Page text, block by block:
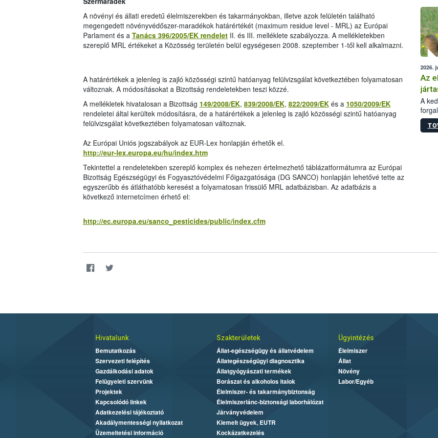
A növényi és állati eredetű élelmiszerekben és takarmányokban, illetve azok felületén található
megengedett növényvédőszer-maradékok határértékét (maximum residue level - MRL) az Európai
Parlament és a Tanács 396/2005/EK rendeletII. és III. melléklete szabályozza. A mellékletekben
szereplő MRL értékeket a Közösség területén belül egységesen 2008. szeptember 1-től kell alkalmazni.
A határértékek a jelenleg is zajló közösségi szintű hatóanyag felülvizsgálat következtében folyamatosan
változnak. A módosításokat a Bizottság rendeletekben teszi közzé.
A mellékletek hivatalosan a Bizottság 149/2008/EK, 839/2008/EK, 822/2009/EKés a 1050/2009/EK
rendeletei által kerültek módosításra, de a határértékek a jelenleg is zajló közösségi szintű hatóanyag
felülvizsgálat következtében folyamatosan változnak.
Az Európai Uniós jogszabályok az EUR-Lex honlapján érhetők el.
http://eur-lex.europa.eu/hu/index.htm
Tekintettel a rendeletekben szereplő komplex és nehezen értelmezhető táblázatformátumra az Európai
Bizottság Egészségügyi és Fogyasztóvédelmi Főigazgatósága (DG SANCO) honlapján lehetővé tette az
egyszerűbb és átláthatóbb keresést a folyamatosan frissülő MRL adatbázisban. Az adatbázis a
következő internetcímen érhető el:
http://ec.europa.eu/sanco_pesticides/public/index.cfm
2026.
Az
A
Hivatalunk
Bemutatkozás
Szervezeti felépítés
Gazdálkodási adatok
Felügyeleti szervünk
Projektek
Kapcsolódó linkek
Adatkezelési tájékoztató
Akadálymentességi nyilatkozat
Üzemeltetési információ
Szakterületek
Állat-egészségügy és állatvédelem
Állategészségügyi diagnosztika
Állatgyógyászati termékek
Borászat és alkoholos italok
Élelmiszer- és takarmánybiztonság
Élelmiszerlánc-biztonsági laborhálózat
Járványvédelem
Kiemelt ügyek, EUTR
Kockázatkezelés
Ügyintézés
Élelmiszer
Állat
Növény
Labor/Egyéb